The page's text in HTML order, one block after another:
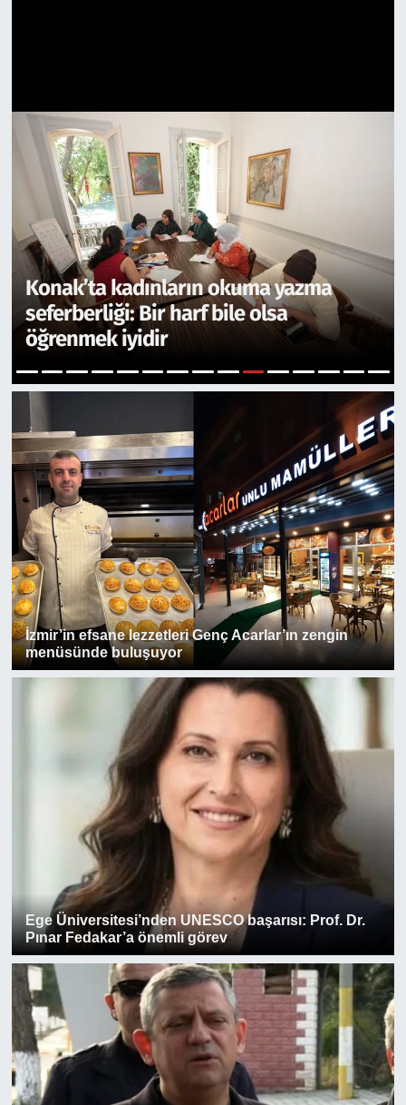
Seferihisar’da orman yangınlarına
karşı “SAK uyarıyor”
1 2 3 4 5 6 7 8 9 10 1112 13 14 15
İzmir’in efsane lezzetleri Genç Acarlar’ın zengin
menüsünde buluşuyor
Ege Üniversitesi’nden UNESCO başarısı: Prof. Dr.
Pınar Fedakar’a önemli görev